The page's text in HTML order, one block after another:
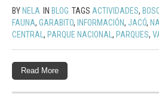
BY NELA IN BLOG TAGS ACTIVIDADES,
FAUNA, GARABITO, INFORMACIÓN, JACÓ,
CENTRAL, PARQUE NACIONAL, PARQUES,
Read More